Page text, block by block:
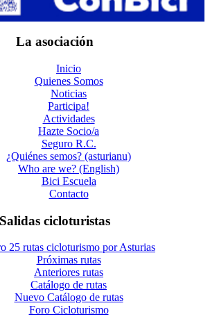
La asociación
Inicio
Quienes Somos
Noticias
Participa!
Actividades
Hazte Socio/a
Seguro R.C.
¿Quiénes semos? (asturianu)
Who are we? (English)
Bici Escuela
Contacto
Salidas cicloturistas
25 rutas cicloturismo por Asturias
Próximas rutas
Anteriores rutas
Catálogo de rutas
Nuevo Catálogo de rutas
Foro Cicloturismo